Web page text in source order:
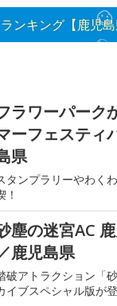
ンキング【鹿児島
ラワーパーク
ーフェスティ
県
タンプラリーやわく
！
塵の迷宮AC
鹿児島県
破アトラクション「
イブスペシャル版が